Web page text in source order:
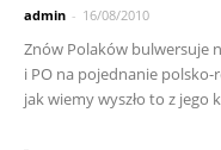
admin - 16/08/2010
Znów Polaków bulwersuje
i PO na pojednanie
jak wiemy wyszło to z jego